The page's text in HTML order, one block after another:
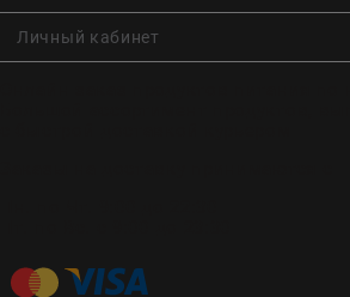
Личный кабинет